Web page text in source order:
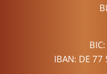
IBAN: DE